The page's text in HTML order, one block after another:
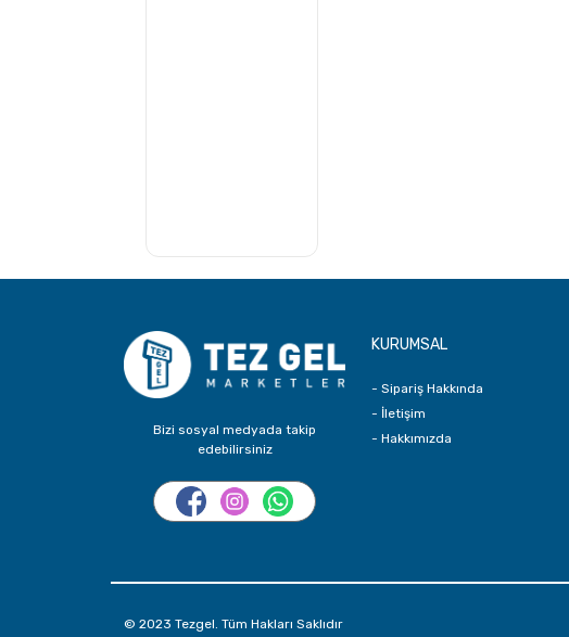
Bizi sosyal medyada takip
edebilirsiniz
KURUMSAL
- Sipariş Hakkında
- İletişim
- Hakkımızda
© 2023 Tezgel. Tüm Hakları Saklıdır